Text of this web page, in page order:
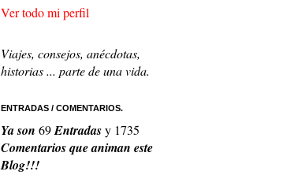
Ver todo mi perfil
Viajes, consejos, anécdotas,
historias ... parte de una vida.
ENTRADAS / COMENTARIOS.
Ya son 69Entradasy 1735
Comentarios que animan este
Blog!!!